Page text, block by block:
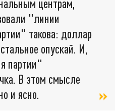
центрам,
"линии
такова: доллар
опускай. И,
партии"
В этом смысле
и ясно.